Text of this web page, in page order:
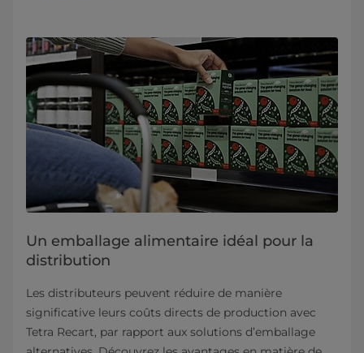
Un emballage alimentaire idéal pour la
distribution
Les distributeurs peuvent réduire de manière
significative leurs coûts directs de production avec
Tetra Recart, par rapport aux solutions d’emballage